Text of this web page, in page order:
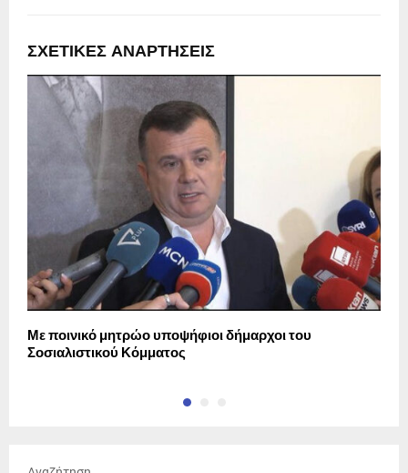
ΣΧΕΤΙΚΈΣ ΑΝΑΡΤΉΣΕΙΣ
Με ποινικό μητρώο υποψήφιοι δήμαρχοι του
Σοσιαλιστικού Κόμματος